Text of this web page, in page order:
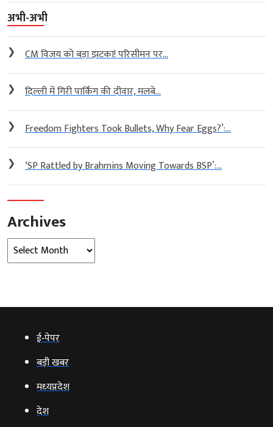
अभी-अभी
❯ CM विजय को बड़ा झटका! परिसीमन पर...
❯ दिल्ली में गिरी पार्किंग की दीवार, मलबे...
❯ Freedom Fighters Took Bullets, Why Fear Eggs?’:...
❯ ‘SP Rattled by Brahmins Moving Towards BSP’:...
Archives
Archives
ई‑पेपर
बड़ी खबर
मध्‍यप्रदेश
देश